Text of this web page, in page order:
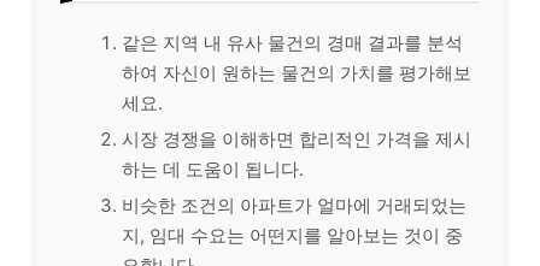
같은 지역 내 유사 물건의 경매 결과를 분석
하여 자신이 원하는 물건의 가치를 평가해보
세요.
시장 경쟁을 이해하면 합리적인 가격을 제시
하는 데 도움이 됩니다.
비슷한 조건의 아파트가 얼마에 거래되었는
지, 임대 수요는 어떤지를 알아보는 것이 중